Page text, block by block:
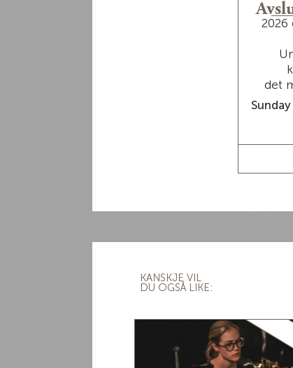
2026
det
KANSKJE VIL
DU OGSÅ LIKE: